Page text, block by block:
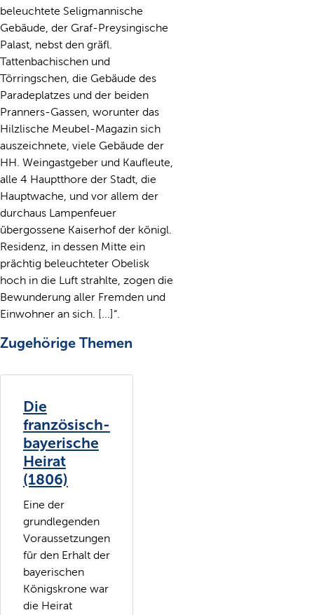
beleuchtete Seligmannische
Gebäude, der Graf-Preysingische
Palast, nebst den gräfl.
Tattenbachischen und
Törringschen, die Gebäude des
Paradeplatzes und der beiden
Pranners-Gassen, worunter das
Hilzlische Meubel-Magazin sich
auszeichnete, viele Gebäude der
HH. Weingastgeber und Kaufleute,
alle 4 Hauptthore der Stadt, die
Hauptwache, und vor allem der
durchaus Lampenfeuer
übergossene Kaiserhof der königl.
Residenz, in dessen Mitte ein
prächtig beleuchteter Obelisk
hoch in die Luft strahlte, zogen die
Bewunderung aller Fremden und
Einwohner an sich. [...]“.
Zugehörige Themen
Die
französisch-
bayerische
Heirat
(1806)
Eine der
grundlegenden
Voraussetzungen
für den Erhalt der
bayerischen
Königskrone war
die Heirat